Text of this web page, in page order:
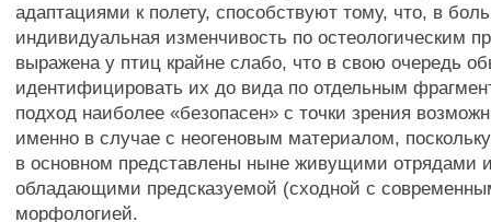
адаптациями к полету, способствуют тому, что, в
индивидуальная изменчивость по остеологическим
выражена у птиц крайне слабо, что в свою очередь
идентифицировать их до вида по отдельным
подход наиболее «безопасен» с точки зрения
именно в случае с неогеновым материалом,
в основном представлены ныне живущими отрядами
обладающими предсказуемой (сходной с
морфологией.